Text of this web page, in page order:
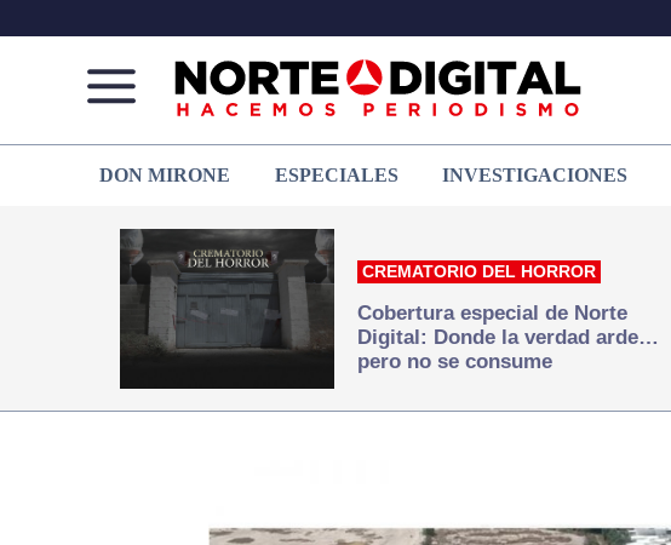
de
Juárez
que
hacemos periodismo
DON MIRONE ESPECIALES INVESTIGACIONES
CREMATORIO DEL HORROR
Cobertura especial de Norte
Digital: Donde la verdad arde…
pero no se consume